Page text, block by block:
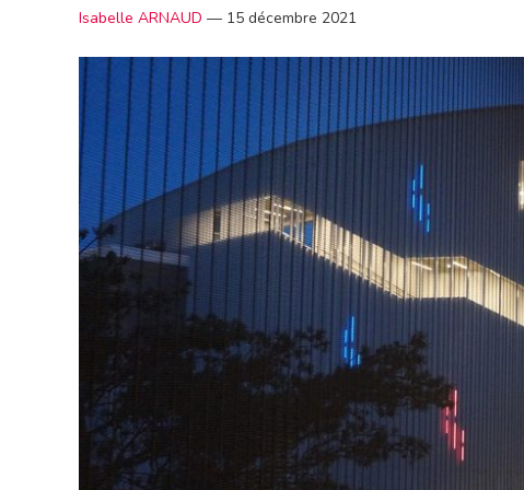
Isabelle ARNAUD — 15 décembre 2021